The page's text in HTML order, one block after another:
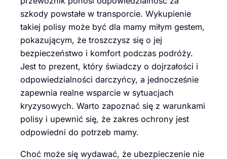
szkody powstałe w transporcie. Wykupienie
takiej polisy może być dla mamy miłym gestem,
pokazującym, że troszczysz się o jej
bezpieczeństwo i komfort podczas podróży.
Jest to prezent, który świadczy o dojrzałości i
odpowiedzialności darczyńcy, a jednocześnie
zapewnia realne wsparcie w sytuacjach
kryzysowych. Warto zapoznać się z warunkami
polisy i upewnić się, że zakres ochrony jest
odpowiedni do potrzeb mamy.
Choć może się wydawać, że ubezpieczenie nie